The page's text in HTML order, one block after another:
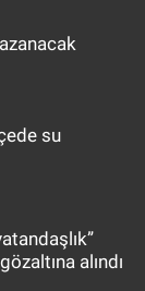
su
alındı